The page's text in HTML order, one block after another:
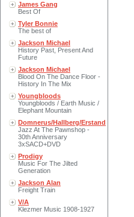
James Gang
Best Of
Tyler Bonnie
The best of
Jackson Michael
History Past, Present And
Future
Jackson Michael
Blood On The Dance Floor -
History In The Mix
Youngbloods
Youngbloods / Earth Music /
Elephant Mountain
Domnerus/Hallberg/Erstand
Jazz At The Pawnshop -
30th Anniversary
3xSACD+DVD
Prodigy
Music For The Jilted
Generation
Jackson Alan
Freight Train
V/A
Klezmer Music 1908-1927